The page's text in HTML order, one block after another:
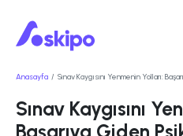
Anasayfa Sınav Kaygısını Yenmenin Yolları:
Sınav Kaygısını
Başarıya Giden